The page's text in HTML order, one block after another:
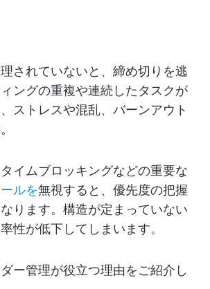
されていないと、締め切りを逃
ングの重複や連続したタスクが
ストレスや混乱、バーンアウト
イムブロッキングなどの重要な
ルを無視すると、優先度の把握
ります。構造が定まっていない
性が低下してしまいます。
ー管理が役立つ理由をご紹介し